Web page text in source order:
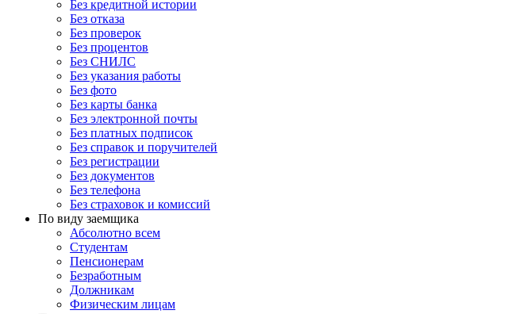
Без кредитной истории
Без отказа
Без проверок
Без процентов
Без СНИЛС
Без указания работы
Без фото
Без карты банка
Без электронной почты
Без платных подписок
Без справок и поручителей
Без регистрации
Без документов
Без телефона
Без страховок и комиссий
По виду заемщика
Абсолютно всем
Студентам
Пенсионерам
Безработным
Должникам
Физическим лицам